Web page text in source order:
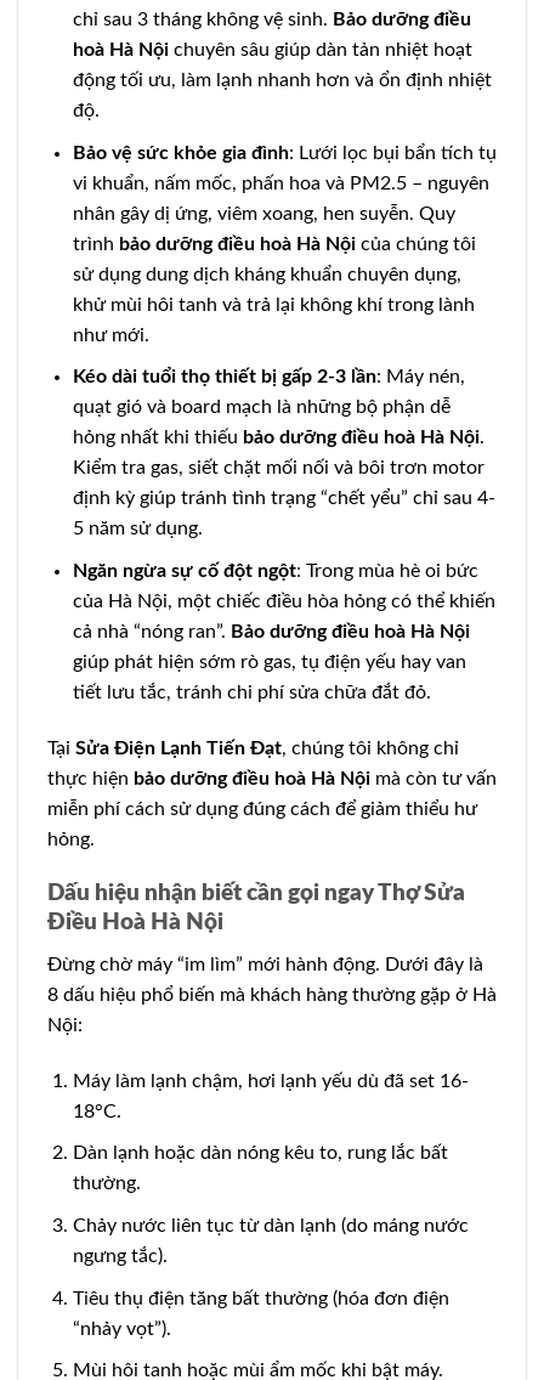
chỉ sau 3 tháng không vệ sinh. Bảo dưỡng điều
hoà Hà Nộichuyên sâu giúp dàn tản nhiệt hoạt
động tối ưu, làm lạnh nhanh hơn và ổn định nhiệt
độ.
Bảo vệ sức khỏe gia đình: Lưới lọc bụi bẩn tích tụ
vi khuẩn, nấm mốc, phấn hoa và PM2.5 – nguyên
nhân gây dị ứng, viêm xoang, hen suyễn. Quy
trình bảo dưỡng điều hoà Hà Nộicủa chúng tôi
sử dụng dung dịch kháng khuẩn chuyên dụng,
khử mùi hôi tanh và trả lại không khí trong lành
như mới.
Kéo dài tuổi thọ thiết bị gấp 2-3 lần: Máy nén,
quạt gió và board mạch là những bộ phận dễ
hỏng nhất khi thiếu bảo dưỡng điều hoà Hà Nội.
Kiểm tra gas, siết chặt mối nối và bôi trơn motor
định kỳ giúp tránh tình trạng “chết yểu” chỉ sau 4-
5 năm sử dụng.
Ngăn ngừa sự cố đột ngột: Trong mùa hè oi bức
của Hà Nội, một chiếc điều hòa hỏng có thể khiến
cả nhà “nóng ran”. Bảo dưỡng điều hoà Hà Nội
giúp phát hiện sớm rò gas, tụ điện yếu hay van
tiết lưu tắc, tránh chi phí sửa chữa đắt đỏ.
Tại Sửa Điện Lạnh Tiến Đạt, chúng tôi không chỉ
thực hiện bảo dưỡng điều hoà Hà Nội mà còn tư vấn
miễn phí cách sử dụng đúng cách để giảm thiểu hư
hỏng.
Dấu hiệu nhận biết cần gọi ngay Thợ Sửa
Điều Hoà Hà Nội
Đừng chờ máy “im lìm” mới hành động. Dưới đây là
8 dấu hiệu phổ biến mà khách hàng thường gặp ở Hà
Nội:
Máy làm lạnh chậm, hơi lạnh yếu dù đã set 16-
18°C.
Dàn lạnh hoặc dàn nóng kêu to, rung lắc bất
thường.
Chảy nước liên tục từ dàn lạnh (do máng nước
ngưng tắc).
Tiêu thụ điện tăng bất thường (hóa đơn điện
“nhảy vọt”).
Mùi hôi tanh hoặc mùi ẩm mốc khi bật máy.